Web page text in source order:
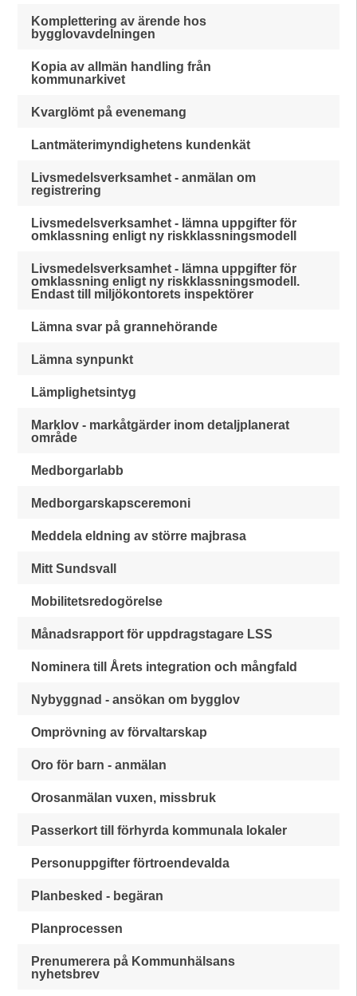
Komplettering av ärende hos
bygglovavdelningen
Kopia av allmän handling från
kommunarkivet
Kvarglömt på evenemang
Lantmäterimyndighetens kundenkät
Livsmedelsverksamhet - anmälan om
registrering
Livsmedelsverksamhet - lämna uppgifter för
omklassning enligt ny riskklassningsmodell
Livsmedelsverksamhet - lämna uppgifter för
omklassning enligt ny riskklassningsmodell.
Endast till miljökontorets inspektörer
Lämna svar på grannehörande
Lämna synpunkt
Lämplighetsintyg
Marklov - markåtgärder inom detaljplanerat
område
Medborgarlabb
Medborgarskapsceremoni
Meddela eldning av större majbrasa
Mitt Sundsvall
Mobilitetsredogörelse
Månadsrapport för uppdragstagare LSS
Nominera till Årets integration och mångfald
Nybyggnad - ansökan om bygglov
Omprövning av förvaltarskap
Oro för barn - anmälan
Orosanmälan vuxen, missbruk
Passerkort till förhyrda kommunala lokaler
Personuppgifter förtroendevalda
Planbesked - begäran
Planprocessen
Prenumerera på Kommunhälsans
nyhetsbrev